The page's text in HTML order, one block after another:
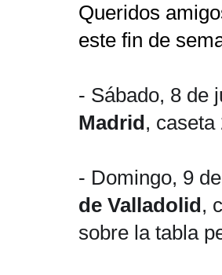
Queridos
este fin de
- Sábado, 8 de
Madrid , caseta
- Domingo, 9
de Valladolid ,
sobre la tabla